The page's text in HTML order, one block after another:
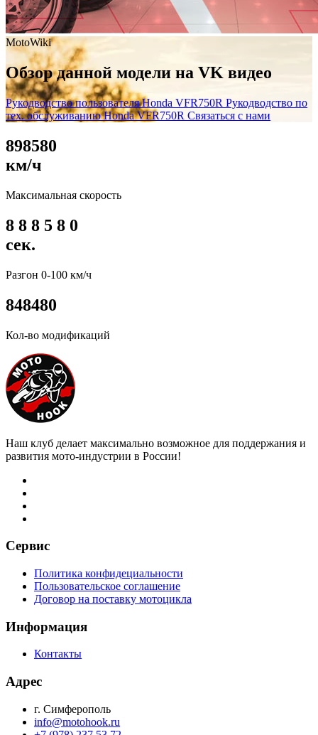
MotoWiki
Обзор данной модели на VK видео
Рукодводство пользователя Honda VFR750R Рукодводство по
тех. обслуживанию Honda VFR750R Связаться с нами
898580
км/ч
Максимальная скорость
8 8 8 5 8 0
сек.
Разгон 0-100 км/ч
848480
Кол-во модификаций
Наш клуб делает максимально возможное для поддержания и
развития мото-индустрии в России!
Сервис
Политика конфидециальности
Пользовательское соглашение
Договор на поставку мотоцикла
Информация
Контакты
Адрес
г. Симферополь
info@motohook.ru